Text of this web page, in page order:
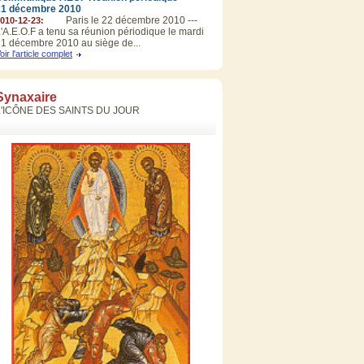
décembre 2010
12-23:
Paris le 22 décembre 2010 ---
a tenu sa réunion périodique le mardi
décembre 2010 au siège de...
l'article complet
DES SAINTS DU JOUR